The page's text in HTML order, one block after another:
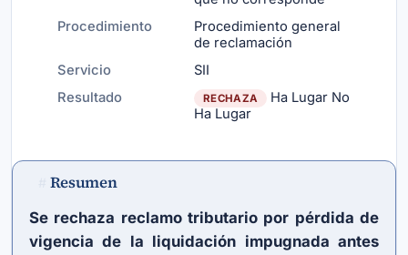
Procedimiento
Procedimiento general
de reclamación
Servicio
SII
Resultado
RECHAZA
Ha Lugar No
Ha Lugar
Resumen
Se rechaza reclamo tributario por pérdida de
vigencia de la liquidación impugnada antes